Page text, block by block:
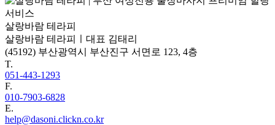
살랑바람 테라피
살랑바람 테라피ㅣ대표 김태리
(45192) 부산광역시 부산진구 서면로 123, 4층
T.
051-443-1293
F.
010-7903-6828
E.
help@dasoni.clickn.co.kr